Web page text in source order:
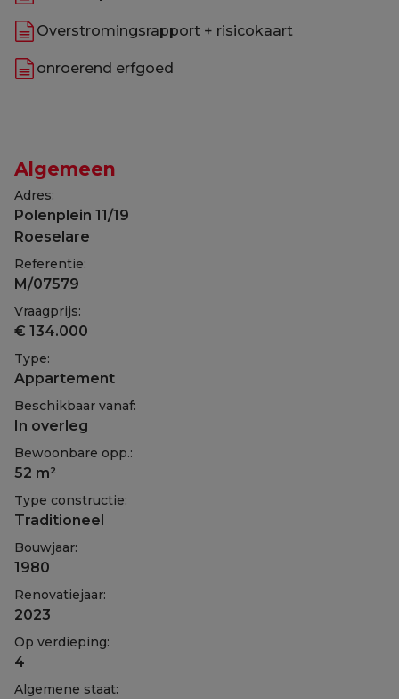
Overstromingsrapport + risicokaart
onroerend erfgoed
Algemeen
Adres:
Polenplein 11/19
Roeselare
Referentie:
M/07579
Vraagprijs:
€ 134.000
Type:
Appartement
Beschikbaar vanaf:
In overleg
Bewoonbare opp.:
52 m²
Type constructie:
Traditioneel
Bouwjaar:
1980
Renovatiejaar:
2023
Op verdieping:
4
Algemene staat: